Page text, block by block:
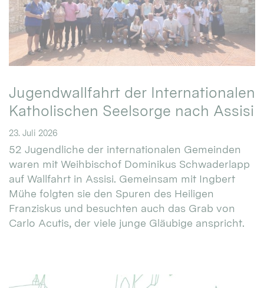
Jugendwallfahrt der Internationalen
Katholischen Seelsorge nach Assisi
23. Juli 2026
52 Jugendliche der internationalen Gemeinden
waren mit Weihbischof Dominikus Schwaderlapp
auf Wallfahrt in Assisi. Gemeinsam mit Ingbert
Mühe folgten sie den Spuren des Heiligen
Franziskus und besuchten auch das Grab von
Carlo Acutis, der viele junge Gläubige anspricht.